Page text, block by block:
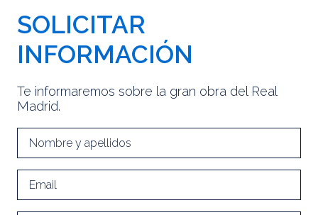
SOLICITAR
INFORMACIÓN
Te informaremos sobre la gran obra del Real
Madrid.